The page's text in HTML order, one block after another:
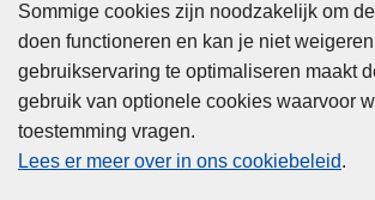
Sommige cookies zijn noodzakelijk om
doen functioneren en kan je niet
gebruikservaring te optimaliseren maakt
gebruik van optionele cookies waarvoor
toestemming vragen.
Lees er meer over in ons cookiebeleid.
Privacy